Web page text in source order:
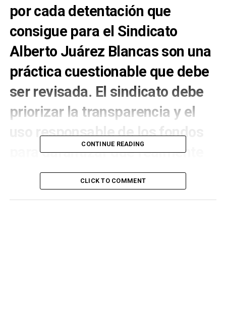
por cada detentación que
consigue para el Sindicato
Alberto Juárez Blancas son una
práctica cuestionable que debe
ser revisada. El sindicato debe
priorizar la transparencia y el
uso responsable de los fondos
para garantizar que realmente
están trabajando en beneficio
de todos sus miembros.
CONTINUE READING
CLICK TO COMMENT